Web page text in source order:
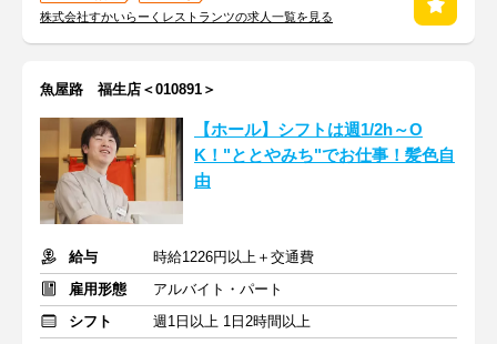
株式会社すかいらーくレストランツの求人一覧を見る
魚屋路 福生店＜010891＞
【ホール】シフトは週1/2h～O
K！"ととやみち"でお仕事！髪色自
由
給与
時給1226円以上＋交通費
雇用形態
アルバイト・パート
シフト
週1日以上 1日2時間以上